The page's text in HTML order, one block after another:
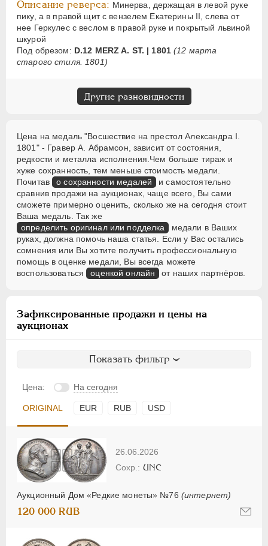
Описание реверса: Минерва, держащая в левой руке
пику, а в правой щит с вензелем Екатерины II, слева от
нее Геркулес с веслом в правой руке и покрытый львиной
шкурой
Под обрезом: D.12 MERZ A. ST. | 1801 (12 марта
старого стиля. 1801)
Другие разновидности
Цена на медаль "Восшествие на престол Александра I.
1801" - Гравер А. Абрамсон, зависит от состояния,
редкости и металла исполнения.Чем больше тираж и
хуже сохранность, тем меньше стоимость медали.
Почитав о сохранности медалей
и самостоятельно
сравнив продажи на аукционах, чаще всего, Вы сами
сможете примерно оценить, сколько же на сегодня стоит
Ваша медаль. Так же
определить оригинал или подделка
медали в Ваших
руках, должна помочь наша статья. Если у Вас остались
сомнения или Вы хотите получить профессиональную
помощь в оценке медали, Вы всегда можете
воспользоваться оценкой онлайн от наших партнёров.
Зафиксированные продажи и цены на
аукционах
Показать фильтр
Цена: На сегодня
ORIGINAL EUR RUB USD
26.06.2026
Аукционный Дом «Редкие монеты» №76 (интернет)
UNC
120 000 RUB